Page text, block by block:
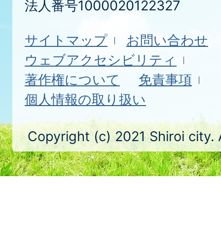
法人番号1000020122327
サイトマップ
お問い合わせ
ウェブアクセシビリティ
著作権について
免責事項
個人情報の取り扱い
Copyright (c) 2021 Shiroi city.